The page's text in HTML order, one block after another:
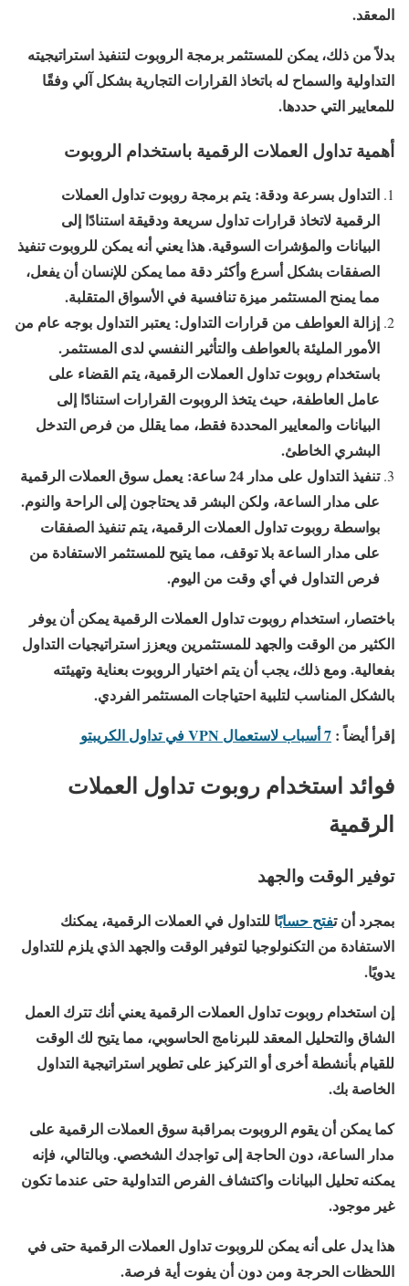
المعقد.
بدلاً من ذلك، يمكن للمستثمر برمجة الروبوت لتنفيذ استراتيجيته
التداولية والسماح له باتخاذ القرارات التجارية بشكل آلي وفقًا
للمعايير التي حددها.
أهمية تداول العملات الرقمية باستخدام الروبوت
التداول بسرعة ودقة: يتم برمجة روبوت تداول العملات
الرقمية لاتخاذ قرارات تداول سريعة ودقيقة استنادًا إلى
البيانات والمؤشرات السوقية. هذا يعني أنه يمكن للروبوت تنفيذ
الصفقات بشكل أسرع وأكثر دقة مما يمكن للإنسان أن يفعل،
مما يمنح المستثمر ميزة تنافسية في الأسواق المتقلبة.
إزالة العواطف من قرارات التداول: يعتبر التداول بوجه عام من
الأمور المليئة بالعواطف والتأثير النفسي لدى المستثمر.
باستخدام روبوت تداول العملات الرقمية، يتم القضاء على
عامل العاطفة، حيث يتخذ الروبوت القرارات استنادًا إلى
البيانات والمعايير المحددة فقط، مما يقلل من فرص التدخل
البشري الخاطئ.
تنفيذ التداول على مدار 24 ساعة:
يعمل سوق العملات الرقمية
على مدار الساعة، ولكن البشر قد يحتاجون إلى الراحة والنوم.
بواسطة روبوت تداول العملات الرقمية، يتم تنفيذ الصفقات
على مدار الساعة بلا توقف، مما يتيح للمستثمر الاستفادة من
فرص التداول في أي وقت من اليوم.
باختصار، استخدام روبوت تداول العملات الرقمية يمكن أن يوفر
الكثير من الوقت والجهد للمستثمرين ويعزز استراتيجيات التداول
بفعالية. ومع ذلك، يجب أن يتم اختيار الروبوت بعناية وتهيئته
بالشكل المناسب لتلبية احتياجات المستثمر الفردي.
إقرأ أيضاً : 7 أسباب لاستعمال VPN في تداول الكريبتو
فوائد استخدام روبوت تداول العملات
الرقمية
توفير الوقت والجهد
بمجرد أن تفتح حسابًا للتداول في العملات الرقمية، يمكنك
الاستفادة من التكنولوجيا لتوفير الوقت والجهد الذي يلزم للتداول
يدويًا.
إن استخدام روبوت تداول العملات الرقمية يعني أنك تترك العمل
الشاق والتحليل المعقد للبرنامج الحاسوبي، مما يتيح لك الوقت
للقيام بأنشطة أخرى أو التركيز على تطوير استراتيجية التداول
الخاصة بك.
كما يمكن أن يقوم الروبوت بمراقبة سوق العملات الرقمية على
مدار الساعة، دون الحاجة إلى تواجدك الشخصي. وبالتالي، فإنه
يمكنه تحليل البيانات واكتشاف الفرص التداولية حتى عندما تكون
غير موجود.
هذا يدل على أنه يمكن للروبوت تداول العملات الرقمية حتى في
اللحظات الحرجة ومن دون أن يفوت أية فرصة.